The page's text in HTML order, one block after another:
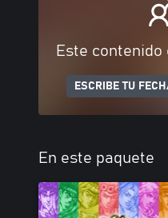
Este
ESCRIBE TU
En este paquete